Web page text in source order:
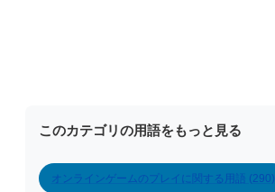
このカテゴリの用語をもっと見る
オンラインゲームのプレイに関する用語 (290)